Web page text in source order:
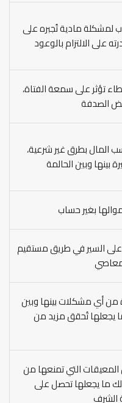
لمشكلة مادية تُجبره على
على الالتزام بالوعود
تؤثر على سمعة الفتاة،
الصدفة
المال بطرق غير شرعية،
وبين الحالمة
بغير حساب
السير في طريق مستقيم
من أي مشكلات بينها وبين
يجعلها تُحقق مزيد من
التي تمنعها من
ما يجعلها تحصل على
الشرف